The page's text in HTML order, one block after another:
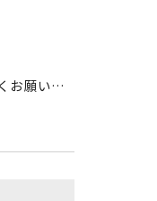
本年もよろしくお願いします。